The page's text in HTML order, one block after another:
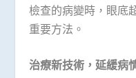
檢查的病變時，眼底
重要方法。
治療新技術，延緩病